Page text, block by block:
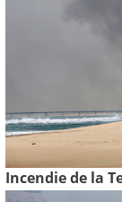
Incendie de la